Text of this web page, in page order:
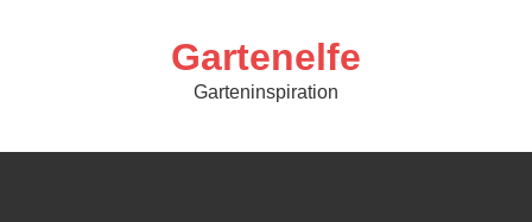
Gartenelfe
Garteninspiration